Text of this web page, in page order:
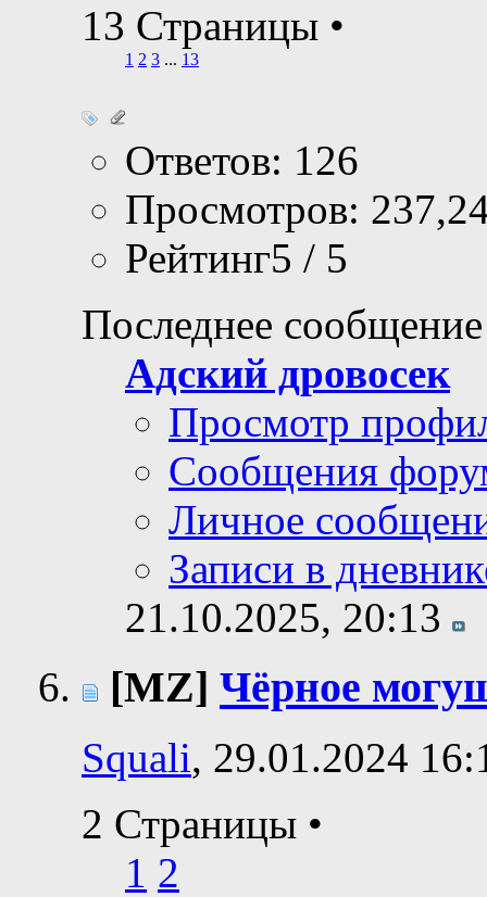
13 Страницы •
1 2 3 ... 13
Ответов: 126
Просмотров:
Рейтинг5 / 5
Последнее
Адский дровосек
Просмотр
Сообщения
Личное
Записи в
21.10.2025, 20:13
[MZ] Чёрное
Squali, 29.01.2024
2 Страницы •
1 2